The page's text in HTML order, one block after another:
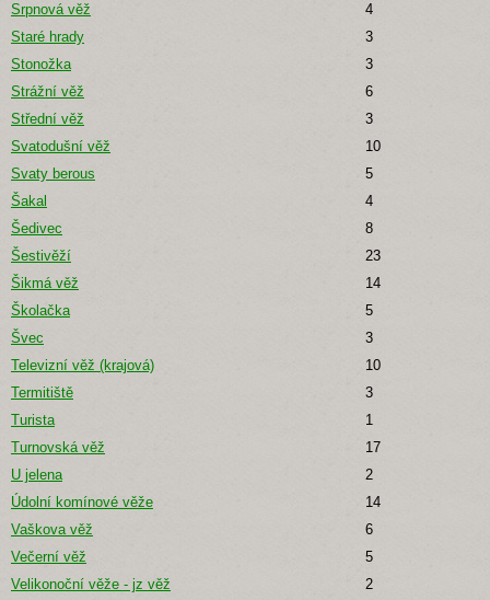
Srpnová věž
4
Staré hrady
3
Stonožka
3
Strážní věž
6
Střední věž
3
Svatodušní věž
10
Svaty berous
5
Šakal
4
Šedivec
8
Šestivěží
23
Šikmá věž
14
Školačka
5
Švec
3
Televizní věž (krajová)
10
Termitiště
3
Turista
1
Turnovská věž
17
U jelena
2
Údolní komínové věže
14
Vaškova věž
6
Večerní věž
5
Velikonoční věže - jz věž
2